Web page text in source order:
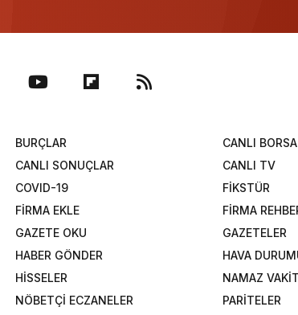
BURÇLAR
CANLI BORSA
CANLI SONUÇLAR
CANLI TV
COVID-19
FİKSTÜR
FİRMA EKLE
FİRMA
GAZETE OKU
GAZETELER
HABER GÖNDER
HAVA
HİSSELER
NAMAZ
NÖBETÇİ ECZANELER
PARİTELER